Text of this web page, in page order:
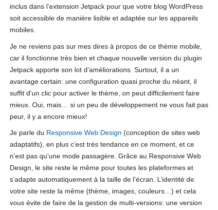
inclus dans l’extension Jetpack pour que votre blog WordPress
soit accessible de manière lisible et adaptée sur les appareils
mobiles.
Je ne reviens pas sur mes dires à propos de ce thème mobile,
car il fonctionne très bien et chaque nouvelle version du plugin
Jetpack apporte son lot d’améliorations. Surtout, il a un
avantage certain: une configuration quasi proche du néant, il
suffit d’un clic pour activer le thème, on peut difficilement faire
mieux. Oui, mais… si un peu de développement ne vous fait pas
peur, il y a encore mieux!
Je parle du Responsive Web Design (conception de sites web
adaptatifs), en plus c’est très tendance en ce moment, et ce
n’est pas qu’une mode passagère. Grâce au Responsive Web
Design, le site reste le même pour toutes les plateformes et
s’adapte automatiquement à la taille de l’écran. L’identité de
votre site reste la même (thème, images, couleurs…) et cela
vous évite de faire de la gestion de multi-versions: une version